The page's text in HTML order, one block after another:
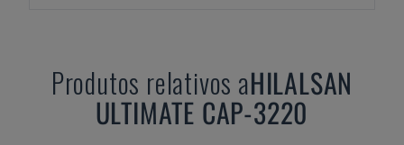
Produtos relativos aHILALSAN
ULTIMATE CAP-3220